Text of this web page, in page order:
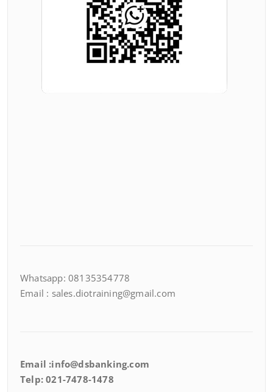
Whatsapp: 08135354778
Email : sales.diotraining@gmail.com
Email :info@dsbanking.com
Telp: 021-7478-1478